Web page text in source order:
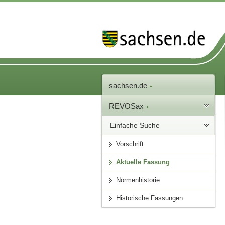
sachsen.de
REVOSax
Einfache Suche
Vorschrift
Aktuelle Fassung
Normenhistorie
Historische Fassungen